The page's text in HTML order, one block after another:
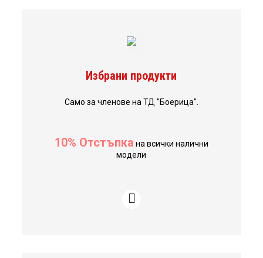
Избрани продукти
Само за членове на ТД "Боерица".
10% Отстъпка на всички налични
модели